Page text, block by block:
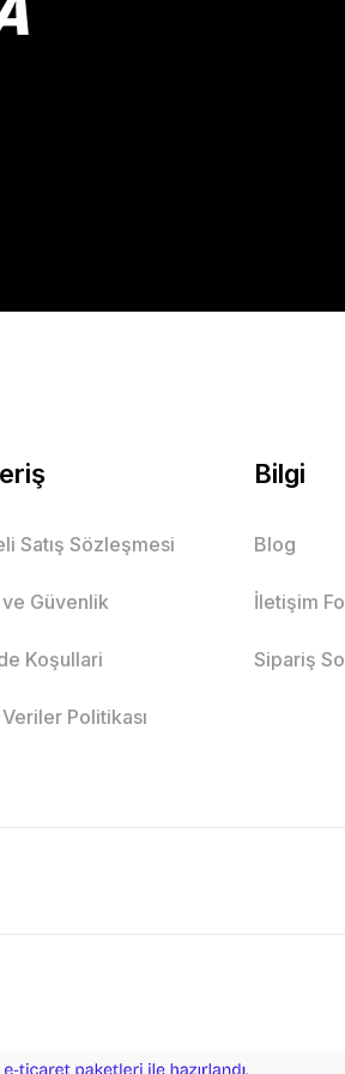
Satış Sözleşmesi
Güvenlik
Koşullari
Politikası
Bilgi
Blog
İletişim
Sipariş
ideasoft e-